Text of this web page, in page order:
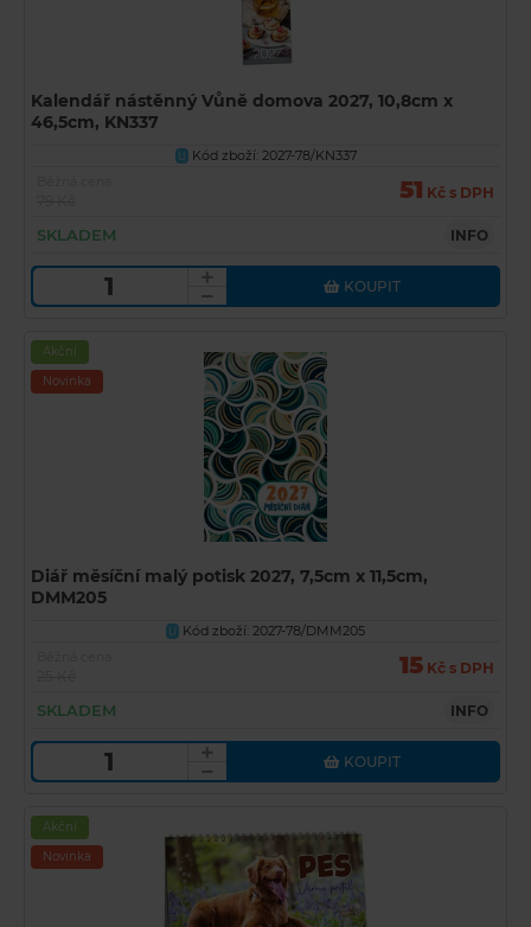
Kalendář nástěnný Vůně domova 2027, 10,8cm x
46,5cm, KN337
U Kód zboží: 2027-78/KN337
51 Kč s DPH
SKLADEM INFO
KOUPIT
Akční
Novinka
Diář měsíční malý potisk 2027, 7,5cm x 11,5cm,
DMM205
U
Kód zboží: 2027-78/DMM205
15 Kč s DPH
SKLADEM INFO
KOUPIT
Akční
Novinka